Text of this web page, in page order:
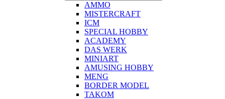
AMMO
MISTERCRAFT
ICM
SPECIAL HOBBY
ACADEMY
DAS WERK
MINIART
AMUSING HOBBY
MENG
BORDER MODEL
TAKOM